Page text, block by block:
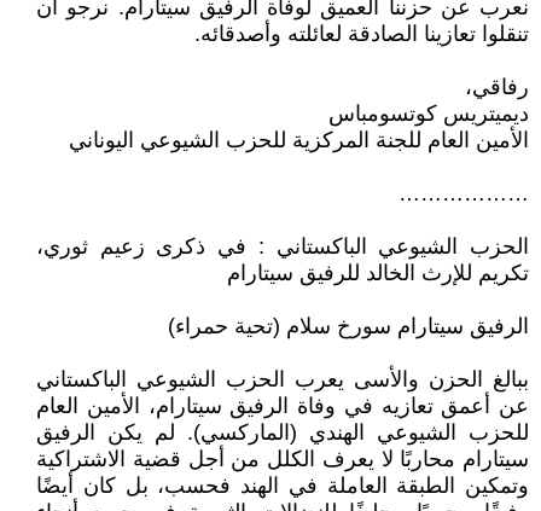
نعرب عن حزننا العميق لوفاة الرفيق سيتارام. نرجو أن
تنقلوا تعازينا الصادقة لعائلته وأصدقائه.
رفاقي،
ديميتريس كوتسومباس
الأمين العام للجنة المركزية للحزب الشيوعي اليوناني
………………
الحزب الشيوعي الباكستاني : في ذكرى زعيم ثوري،
تكريم للإرث الخالد للرفيق سيتارام
الرفيق سيتارام سورخ سلام (تحية حمراء)
ببالغ الحزن والأسى يعرب الحزب الشيوعي الباكستاني
عن أعمق تعازيه في وفاة الرفيق سيتارام، الأمين العام
للحزب الشيوعي الهندي (الماركسي). لم يكن الرفيق
سيتارام محاربًا لا يعرف الكلل من أجل قضية الاشتراكية
وتمكين الطبقة العاملة في الهند فحسب، بل كان أيضًا